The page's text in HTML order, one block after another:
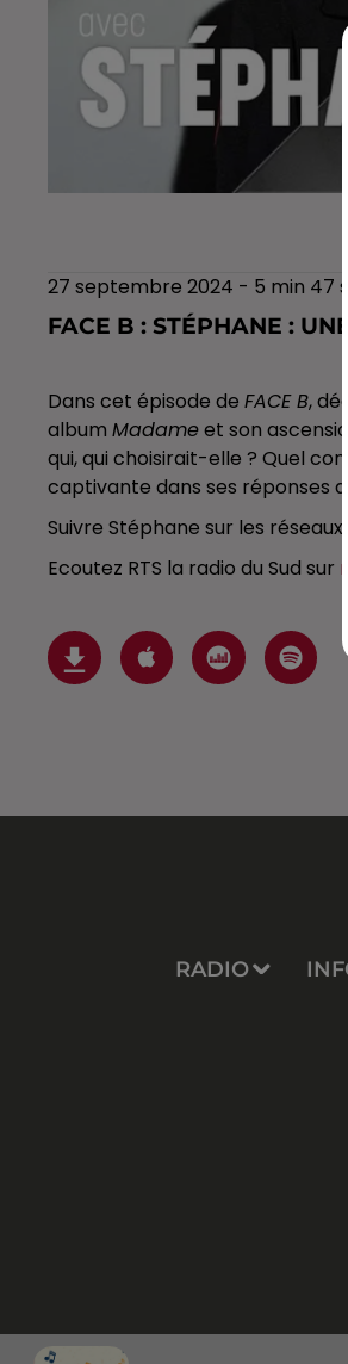
27 septembre 2024 - 5 min 47
FACE B : STÉPHANE :
Dans cet épisode de FACE B,
album Madameet son
qui, qui choisirait-elle ? Quel
captivante dans ses réponses
Suivre Stéphane sur les réseaux
Ecoutez RTS la radio du Sud sur
RADIO